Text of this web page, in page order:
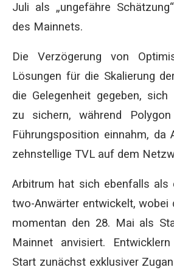
Juli als „ungefähre
des Mainnets.
Die Verzögerung von
Lösungen für die Skalierung
die Gelegenheit gegeben, sich
zu sichern, während
Führungsposition einnahm, da
zehnstellige TVL auf dem
Arbitrum hat sich ebenfalls als
two-Anwärter entwickelt, wobei
momentan den 28. Mai als
Mainnet anvisiert.
Start zunächst exklusiver